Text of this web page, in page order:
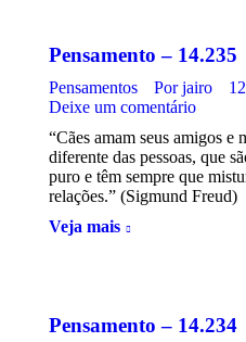
Pensamento – 14.235
Pensamentos Porjairo
Deixe um comentário
“Cães amam seus amigos e
diferente das pessoas, que
puro e têm sempre que
relações.” (Sigmund Freud)
Veja mais
Pensamento – 14.234